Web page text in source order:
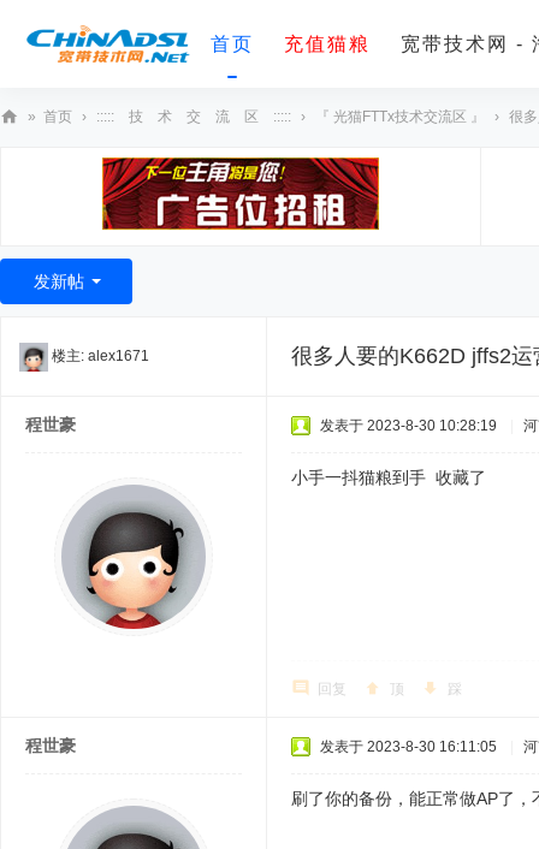
首页 充值猫粮 宽带技术网 -
术
» 首页 › ::::: 技 术 交 流 区 ::::: › 『 光猫FTTx技术交流区 』 › 很
发新帖
楼主: alex1671 很多人要的K662D jffs2
程世豪 发表于 2023-8-30 10:28:19
小手一抖猫粮到手 收藏了
回复 顶 踩
程世豪 发表于 2023-8-30 16:11:05
刷了你的备份，能正常做AP了，